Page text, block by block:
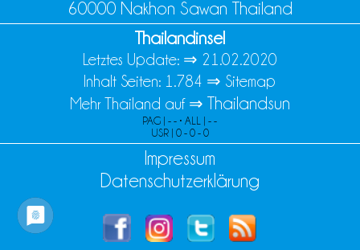
60000 Nakhon Sawan Thailand
Thailandinsel
Letztes Update: ⇒ 21.02.2020
Inhalt Seiten: 1.784 ⇒ Sitemap
Mehr Thailand auf ⇒ Thailandsun
PAG | - - • ALL | - -
USR | 0 - 0 - 0
Impressum
Datenschutzerklärung